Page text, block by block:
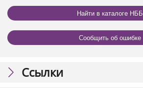
Найти в каталоге НББ
Сообщить об ошибке
Ссылки